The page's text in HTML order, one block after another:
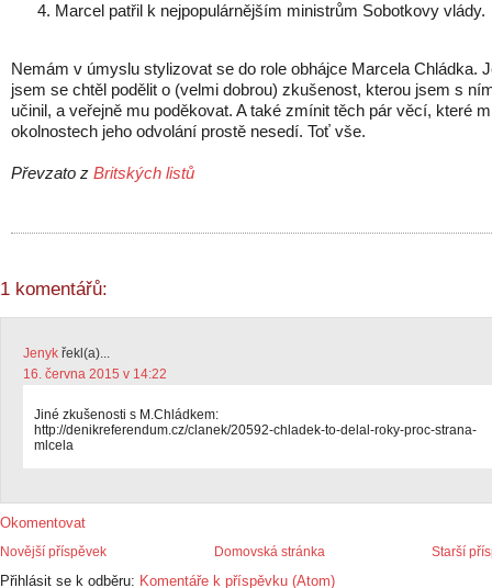
Marcel patřil k nejpopulárnějším ministrům Sobotkovy vlády.
Nemám v úmyslu stylizovat se do role obhájce Marcela Chládka.
jsem se chtěl podělit o (velmi dobrou) zkušenost, kterou jsem s
učinil, a veřejně mu poděkovat. A také zmínit těch pár věcí, které
okolnostech jeho odvolání prostě nesedí. Toť vše.
Převzato z Britských listů
1 komentářů:
Jenyk řekl(a)...
16. června 2015 v 14:22
Jiné zkušenosti s M.Chládkem:
http://denikreferendum.cz/clanek/20592-chladek-to-delal-roky-proc-strana-
mlcela
Okomentovat
Novější příspěvek Starší
Domovská stránka
Přihlásit se k odběru: Komentáře k příspěvku (Atom)